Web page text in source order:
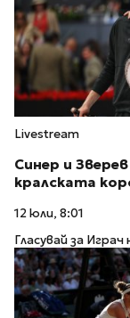
Livestream
Синер и
кралската
12 юли, 8:01
Гласувай за